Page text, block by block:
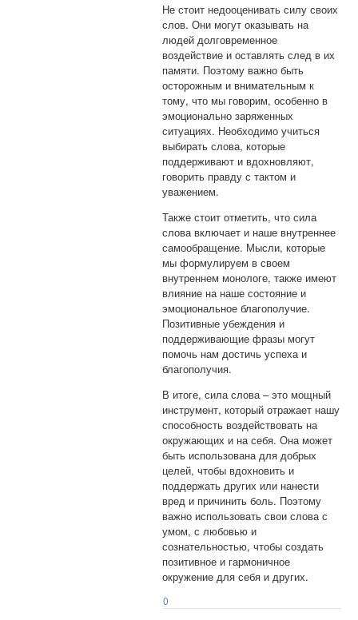
Не стоит недооценивать силу своих
слов. Они могут оказывать на
людей долговременное
воздействие и оставлять след в их
памяти. Поэтому важно быть
осторожным и внимательным к
тому, что мы говорим, особенно в
эмоционально заряженных
ситуациях. Необходимо учиться
выбирать слова, которые
поддерживают и вдохновляют,
говорить правду с тактом и
уважением.
Также стоит отметить, что сила
слова включает и наше внутреннее
самообращение. Мысли, которые
мы формулируем в своем
внутреннем монологе, также имеют
влияние на наше состояние и
эмоциональное благополучие.
Позитивные убеждения и
поддерживающие фразы могут
помочь нам достичь успеха и
благополучия.
В итоге, сила слова – это мощный
инструмент, который отражает нашу
способность воздействовать на
окружающих и на себя. Она может
быть использована для добрых
целей, чтобы вдохновить и
поддержать других или нанести
вред и причинить боль. Поэтому
важно использовать свои слова с
умом, с любовью и
сознательностью, чтобы создать
позитивное и гармоничное
окружение для себя и других.
0